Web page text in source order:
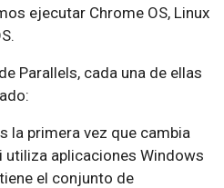
ejecutar Chrome OS, Linux
Parallels, cada una de ellas
la primera vez que cambia
utiliza aplicaciones Windows
el conjunto de